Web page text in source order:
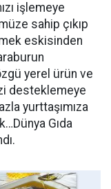
işlemeye
sahip çıkıp
eskisinden
yerel ürün ve
desteklemeye
yurttaşımıza
Gıda